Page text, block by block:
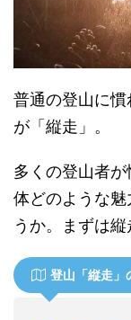
普通の登山に
が「縦走」。
多くの登山者
体どのような
うか。まずは縦
登山「縦走」